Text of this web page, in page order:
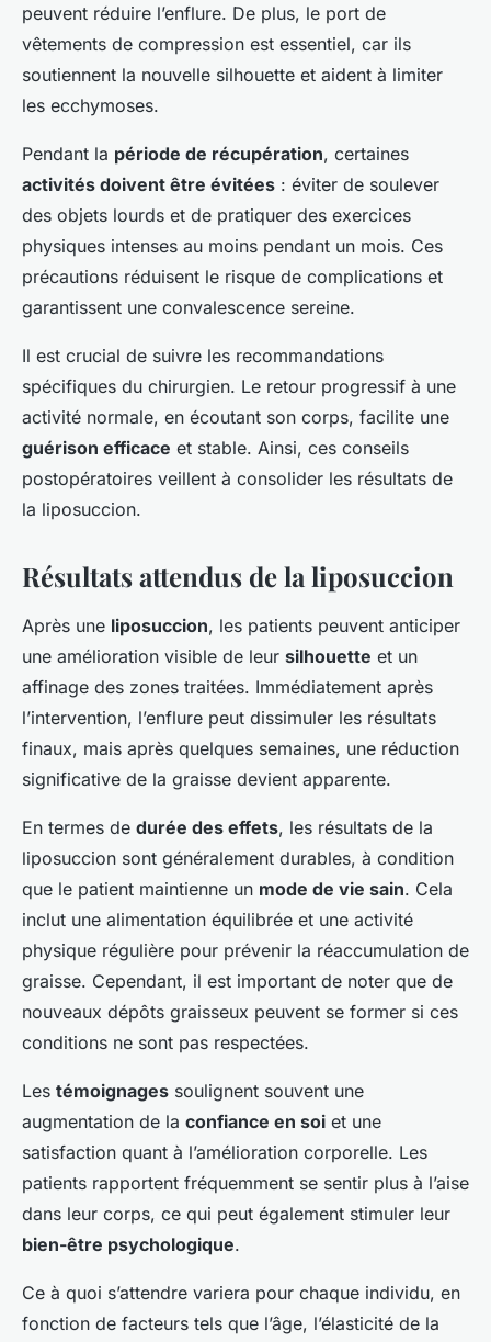
peuvent réduire l’enflure. De plus, le port de
vêtements de compression est essentiel, car ils
soutiennent la nouvelle silhouette et aident à limiter
les ecchymoses.
Pendant la période de récupération, certaines
activités doivent être évitées : éviter de soulever
des objets lourds et de pratiquer des exercices
physiques intenses au moins pendant un mois. Ces
précautions réduisent le risque de complications et
garantissent une convalescence sereine.
Il est crucial de suivre les recommandations
spécifiques du chirurgien. Le retour progressif à une
activité normale, en écoutant son corps, facilite une
guérison efficace et stable. Ainsi, ces conseils
postopératoires veillent à consolider les résultats de
la liposuccion.
Résultats attendus de la liposuccion
Après une liposuccion, les patients peuvent anticiper
une amélioration visible de leur silhouette et un
affinage des zones traitées. Immédiatement après
l’intervention, l’enflure peut dissimuler les résultats
finaux, mais après quelques semaines, une réduction
significative de la graisse devient apparente.
En termes de durée des effets, les résultats de la
liposuccion sont généralement durables, à condition
que le patient maintienne un mode de vie sain. Cela
inclut une alimentation équilibrée et une activité
physique régulière pour prévenir la réaccumulation de
graisse. Cependant, il est important de noter que de
nouveaux dépôts graisseux peuvent se former si ces
conditions ne sont pas respectées.
Les témoignages soulignent souvent une
augmentation de la confiance en soi et une
satisfaction quant à l’amélioration corporelle. Les
patients rapportent fréquemment se sentir plus à l’aise
dans leur corps, ce qui peut également stimuler leur
bien-être psychologique.
Ce à quoi s’attendre variera pour chaque individu, en
fonction de facteurs tels que l’âge, l’élasticité de la